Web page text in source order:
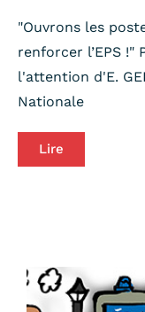
"Ouvrons les
renforcer l’EPS !"
l'attention d'E.
Nationale
Lire